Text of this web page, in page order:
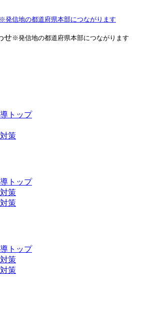
※発信地の都道府県本部につながります
せ※発信地の都道府県本部につながります
トップ
策
トップ
策
策
トップ
策
策